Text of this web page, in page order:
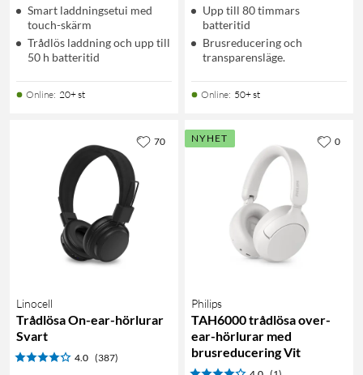
Smart laddningsetui med
touch-skärm
Trådlös laddning och upp till
50 h batteritid
Online: 20+ st
Upp till 80 timmars
batteritid
Brusreducering och
transparensläge.
Online: 50+ st
Linocell
Trådlösa On-ear-hörlurar
Svart
4.0 (387)
70 NYHET
Philips
TAH6000 trådlösa over-
ear-hörlurar med
brusreducering Vit
0